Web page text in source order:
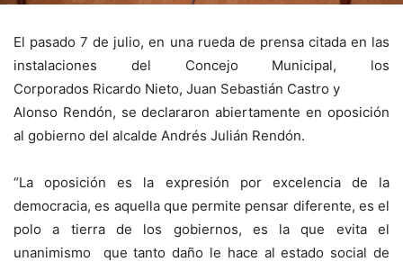
El pasado 7 de julio, en una rueda de prensa citada en las
instalaciones del Concejo Municipal, los
Corporados Ricardo Nieto, Juan Sebastián Castro y
Alonso Rendón, se declararon abiertamente en oposición
al gobierno del alcalde Andrés Julián Rendón.
“La oposición es la expresión por excelencia de la
democracia, es aquella que permite pensar diferente, es el
polo a tierra de los gobiernos, es la que evita el
unanimismo que tanto daño le hace al estado social de